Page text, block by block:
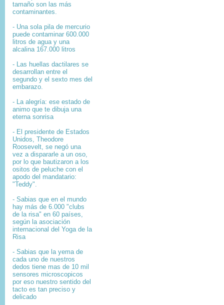
tamaño son las más
contaminantes.
- Una sola pila de mercurio
puede contaminar 600.000
litros de agua y una
alcalina 167.000 litros
- Las huellas dactilares se
desarrollan entre el
segundo y el sexto mes del
embarazo.
- La alegría: ese estado de
animo que te dibuja una
eterna sonrisa
- El presidente de Estados
Unidos, Theodore
Roosevelt, se negó una
vez a dispararle a un oso,
por lo que bautizaron a los
ositos de peluche con el
apodo del mandatario:
"Teddy".
- Sabias que en el mundo
hay más de 6.000 "clubs
de la risa" en 60 países,
según la asociación
internacional del Yoga de la
Risa
- Sabias que la yema de
cada uno de nuestros
dedos tiene mas de 10 mil
sensores microscopicos
por eso nuestro sentido del
tacto es tan preciso y
delicado